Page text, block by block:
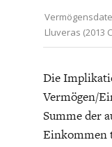
Lluveras (2013
Die
Vermögen/
Summe der
Einkommen